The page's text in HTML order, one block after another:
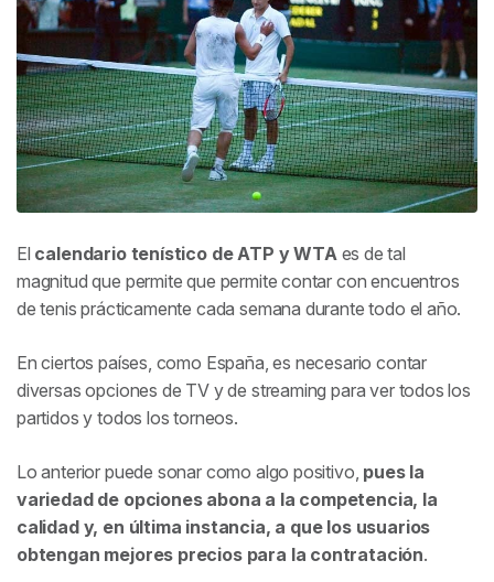
¿Cuáles son los torneos de tenis profesionales?
El calendario tenístico de ATP y WTA es de tal
magnitud que permite que permite contar con encuentros
de tenis prácticamente cada semana durante todo el año.
En ciertos países, como España, es necesario contar
diversas opciones de TV y de streaming para ver todos los
partidos y todos los torneos.
Lo anterior puede sonar como algo positivo, pues la
variedad de opciones abona a la competencia, la
calidad y, en última instancia, a que los usuarios
obtengan mejores precios para la contratación.